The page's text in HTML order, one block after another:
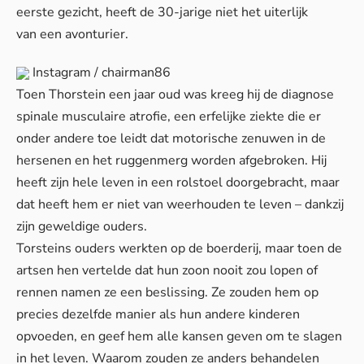
eerste gezicht, heeft de 30-jarige niet het uiterlijk
van een avonturier.
Instagram / chairman86
Toen Thorstein een jaar oud was kreeg hij de diagnose
spinale musculaire atrofie, een erfelijke ziekte die er
onder andere toe leidt dat motorische zenuwen in de
hersenen en het ruggenmerg worden afgebroken. Hij
heeft zijn hele leven in een rolstoel doorgebracht, maar
dat heeft hem er niet van weerhouden te leven – dankzij
zijn geweldige ouders.
Torsteins ouders werkten op de boerderij, maar toen de
artsen hen vertelde dat hun zoon nooit zou lopen of
rennen namen ze een beslissing. Ze zouden hem op
precies dezelfde manier als hun andere kinderen
opvoeden, en geef hem alle kansen geven om te slagen
in het leven. Waarom zouden ze anders behandelen